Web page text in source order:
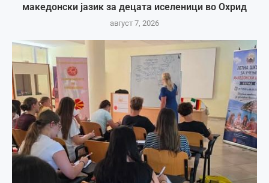
македонски јазик за децата иселеници во Охрид
август 7, 2026